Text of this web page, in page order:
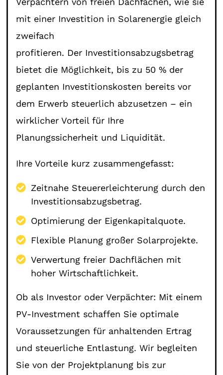
mit einer Investition in Solarenergie gleich
zweifach
profitieren. Der Investitionsabzugsbetrag
bietet die Möglichkeit, bis zu 50 % der
geplanten Investitionskosten bereits vor
dem Erwerb steuerlich abzusetzen – ein
wirklicher Vorteil für Ihre
Planungssicherheit und Liquidität.
Ihre Vorteile kurz zusammengefasst:
Zeitnahe Steuererleichterung durch den
Investitionsabzugsbetrag.
Optimierung der Eigenkapitalquote.
Flexible Planung großer Solarprojekte.
Verwertung freier Dachflächen mit
hoher Wirtschaftlichkeit.
Ob als Investor oder Verpächter: Mit einem
PV-Investment schaffen Sie optimale
Voraussetzungen für anhaltenden Ertrag
und steuerliche Entlastung. Wir begleiten
Sie von der Projektplanung bis zur